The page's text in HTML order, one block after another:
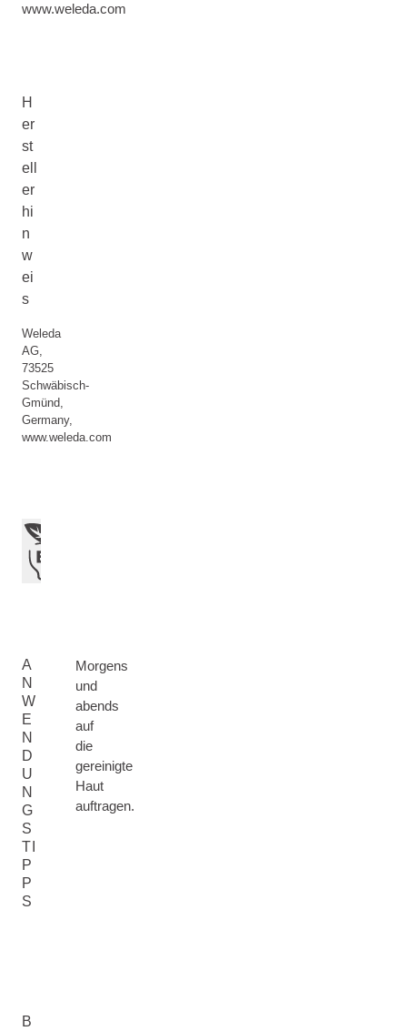
www.weleda.com
H
er
st
ell
er
hi
n
w
ei
s
Weleda
AG,
73525
Schwäbisch-
Gmünd,
Germany,
www.weleda.com
A
N
W
E
N
D
U
N
G
S
TI
P
P
S
Morgens
und
abends
auf
die
gereinigte
Haut
auftragen.
B